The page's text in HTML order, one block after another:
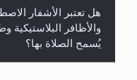
هل تعتبر الأشفار
والأظافر البلاستيكية
يُسمح الصلاة بها؟